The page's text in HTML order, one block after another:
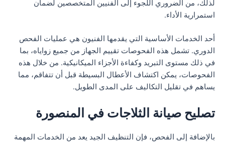
لذلك، من الضروري اللجوء إلى الفنيين المتخصصين لضمان
استمرارية الأداء.
أحد الخدمات الأساسية التي يقدمها الفنيون هي عمليات الفحص
الدوري. تشمل هذه الفحوصات تقييم الجهاز من جميع زواياه، بما
في ذلك مستوى التبريد وكفاءة الأجزاء الميكانيكية. من خلال هذه
الفحوصات، يمكن اكتشاف الأعطال البسيطة قبل أن تتفاقم، مما
يساهم في تقليل التكاليف على المدى الطويل.
تصليح صيانة الثلاجات في المنصورة
بالإضافة إلى الفحص، فإن التنظيف الجيد يعد من الخدمات المهمة